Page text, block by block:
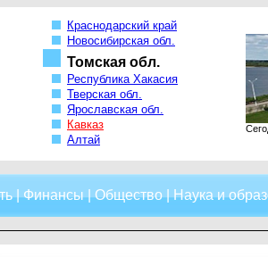
Краснодарский край
Новосибирская обл.
Томская обл.
Республика Хакасия
Тверская обл.
Ярославская обл.
Кавказ
Алтай
|Финансы|Общество|Наука и